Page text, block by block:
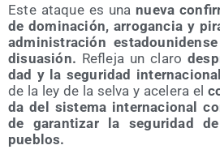
Este ata­que es una nue­va
de domi­na­ción, arro­gan­cia y
admi­nis­tra­ción
disua­sión. Refle­ja un cla­ro
dad y la segu­ri­dad
de la ley de la sel­va y ace­le­ra el
da del sis­te­ma inter­na­cio­nal
de garan­ti­zar la segu­ri­dad
pueblos.